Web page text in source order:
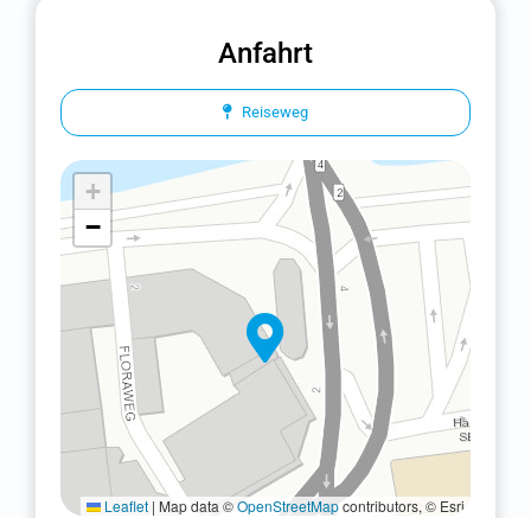
Anfahrt
Reiseweg
+
−
Leaflet | Map data ©OpenStreetMapcontributors, © Esri
Sursee
Augenklinik Sursee
Volketswil
Weinfelden
Winterthur
Wülflingen
Zürich Seefeld